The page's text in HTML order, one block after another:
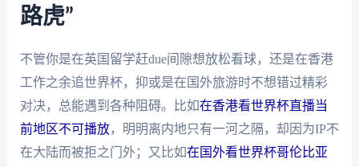
路虎”
不管你是在英国留学赶due间隙想放松看球，还是在香港
工作之余追世界杯，抑或是在国外旅游时不想错过精彩
对决，总能遇到各种阻碍。比如在香港看世界杯直播当
前地区不可播放，明明离内地只有一河之隔，却因为IP不
在大陆而被拒之门外；又比如在国外看世界杯哥伦比亚